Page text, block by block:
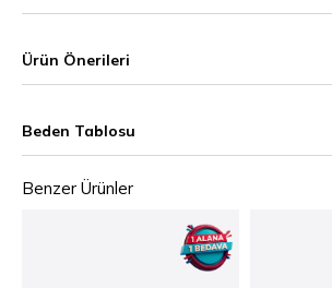
Ürün Önerileri
Beden Tablosu
Benzer Ürünler